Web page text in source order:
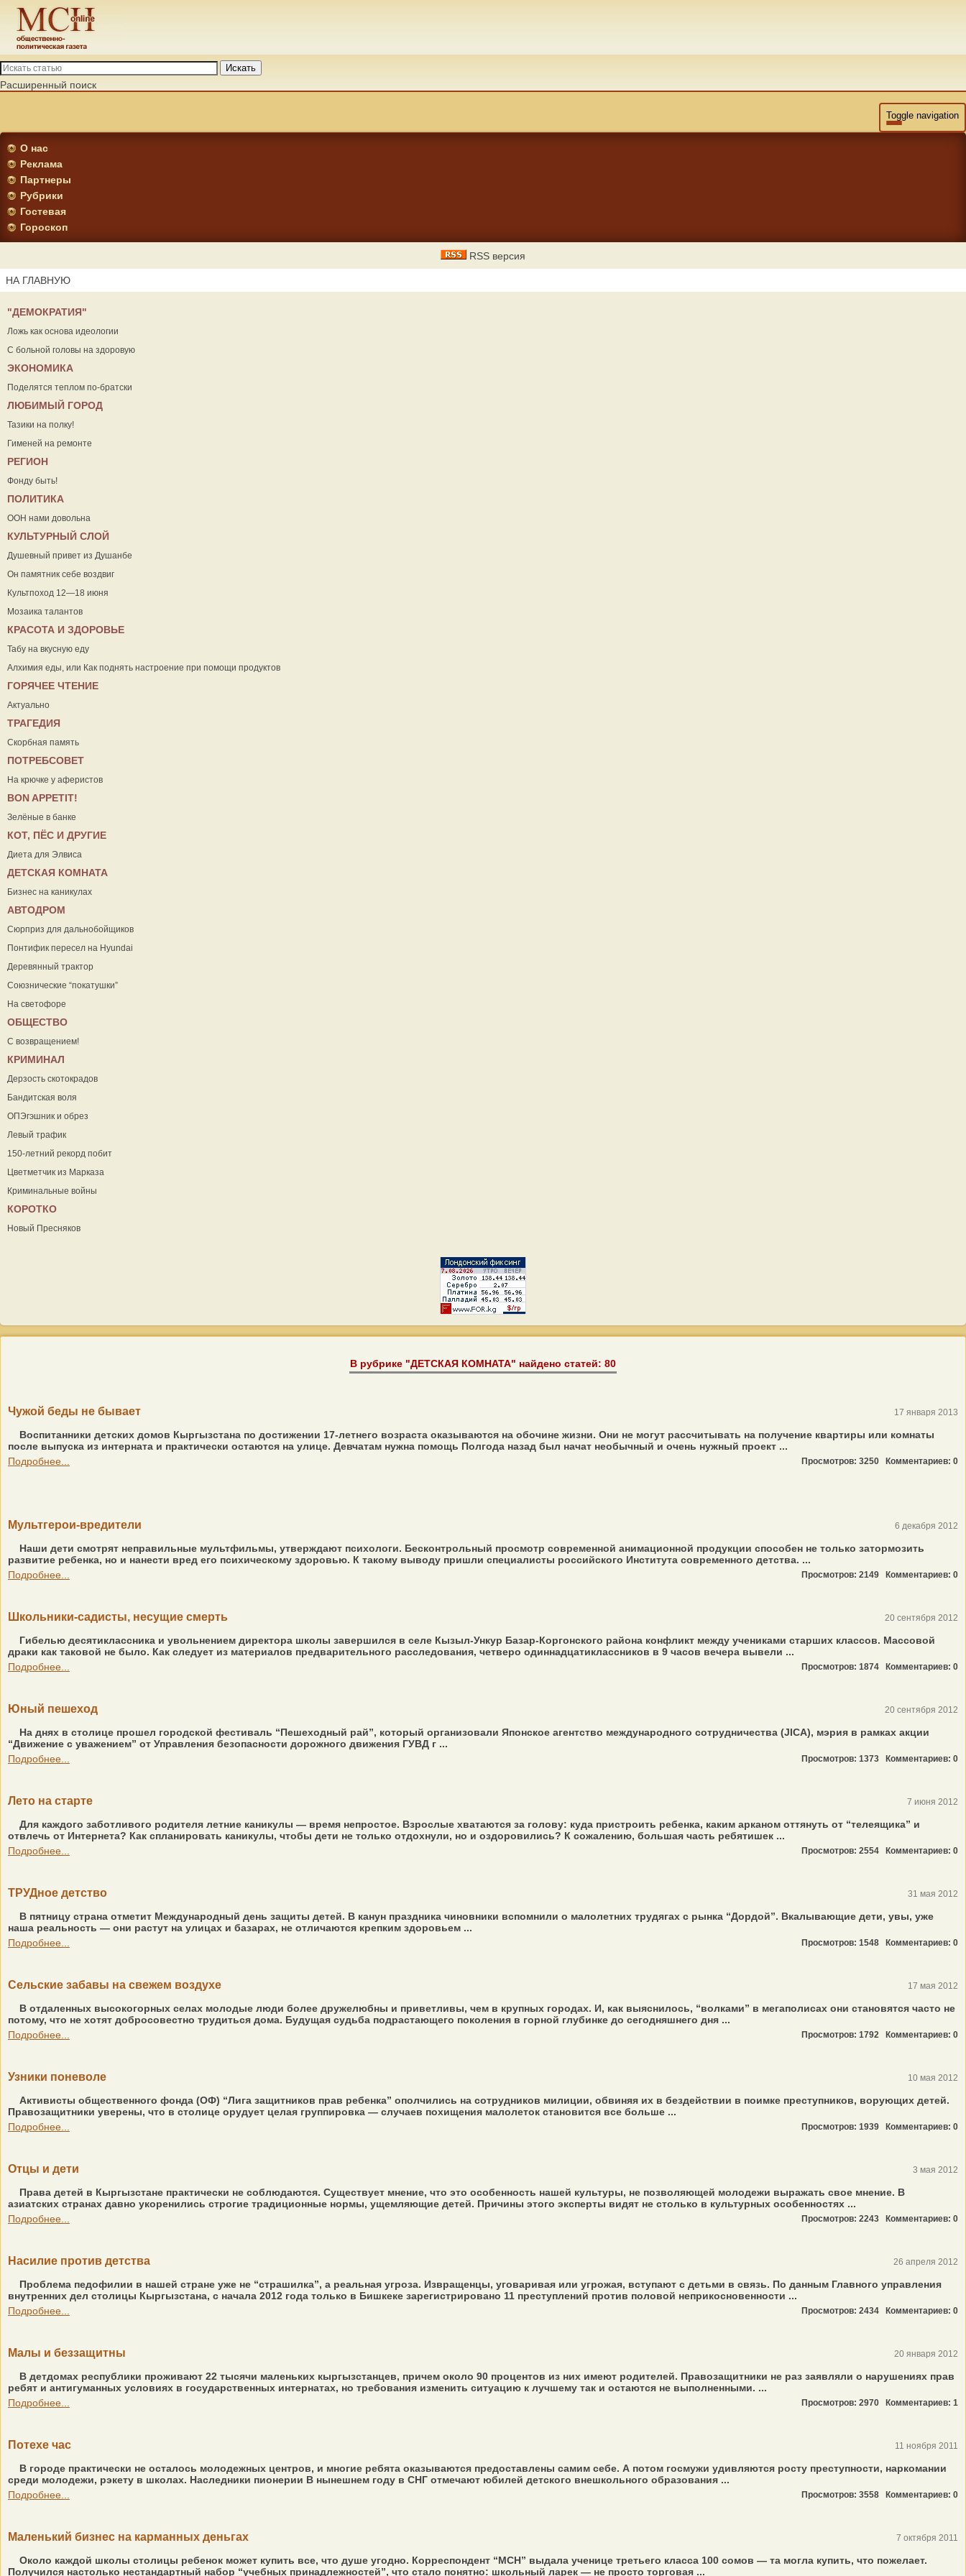
Искать
Расширенный поиск
Toggle navigation
О нас
Реклама
Партнеры
Рубрики
Гостевая
Гороскоп
RSS версия
НА ГЛАВНУЮ
"ДЕМОКРАТИЯ"
Ложь как основа идеологии
С больной головы на здоровую
ЭКОНОМИКА
Поделятся теплом по-братски
ЛЮБИМЫЙ ГОРОД
Тазики на полку!
Гименей на ремонте
РЕГИОН
Фонду быть!
ПОЛИТИКА
ООН нами довольна
КУЛЬТУРНЫЙ СЛОЙ
Душевный привет из Душанбе
Он памятник себе воздвиг
Культпоход 12—18 июня
Мозаика талантов
КРАСОТА И ЗДОРОВЬЕ
Табу на вкусную еду
Алхимия еды, или Как поднять настроение при помощи продуктов
ГОРЯЧЕЕ ЧТЕНИЕ
Актуально
ТРАГЕДИЯ
Скорбная память
ПОТРЕБСОВЕТ
На крючке у аферистов
ВON APPETIT!
Зелёные в банке
КОТ, ПЁС И ДРУГИЕ
Диета для Элвиса
ДЕТСКАЯ КОМНАТА
Бизнес на каникулах
АВТОДРОМ
Сюрприз для дальнобойщиков
Понтифик пересел на Hyundai
Деревянный трактор
Союзнические “покатушки”
На светофоре
ОБЩЕСТВО
С возвращением!
КРИМИНАЛ
Дерзость скотокрадов
Бандитская воля
ОПЭгэшник и обрез
Левый трафик
150-летний рекорд побит
Цветметчик из Марказа
Криминальные войны
КОРОТКО
Новый Пресняков
В рубрике "ДЕТСКАЯ КОМНАТА" найдено статей: 80
Чужой беды не бывает 17 января 2013
Воспитанники детских домов Кыргызстана по достижении 17-летнего возраста оказываются на обочине жизни. Они не могут рассчитывать на получение квартиры или комнаты
после выпуска из интерната и практически остаются на улице. Девчатам нужна помощь Полгода назад был начат необычный и очень нужный проект ...
Подробнее...
Просмотров: 3250 Комментариев: 0
Мультгерои-вредители 6 декабря 2012
Наши дети смотрят неправильные мультфильмы, утверждают психологи. Бесконтрольный просмотр современной анимационной продукции способен не только затормозить
развитие ребенка, но и нанести вред его психическому здоровью. К такому выводу пришли специалисты российского Института современного детства. ...
Подробнее...
Просмотров: 2149 Комментариев: 0
Школьники-садисты, несущие смерть 20 сентября 2012
Гибелью десятиклассника и увольнением директора школы завершился в селе Кызыл-Ункур Базар-Коргонского района конфликт между учениками старших классов. Массовой
драки как таковой не было. Как следует из материалов предварительного расследования, четверо одиннадцатиклассников в 9 часов вечера вывели ...
Подробнее...
Просмотров: 1874 Комментариев: 0
Юный пешеход 20 сентября 2012
На днях в столице прошел городской фестиваль “Пешеходный рай”, который организовали Японское агентство международного сотрудничества (JICA), мэрия в рамках акции
“Движение с уважением” от Управления безопасности дорожного движения ГУВД г ...
Подробнее...
Просмотров: 1373 Комментариев: 0
Лето на старте 7 июня 2012
Для каждого заботливого родителя летние каникулы — время непростое. Взрослые хватаются за голову: куда пристроить ребенка, каким арканом оттянуть от “телеящика” и
отвлечь от Интернета? Как спланировать каникулы, чтобы дети не только отдохнули, но и оздоровились? К сожалению, большая часть ребятишек ...
Подробнее...
Просмотров: 2554 Комментариев: 0
ТРУДное детство 31 мая 2012
В пятницу страна отметит Международный день защиты детей. В канун праздника чиновники вспомнили о малолетних трудягах с рынка “Дордой”. Вкалывающие дети, увы, уже
наша реальность — они растут на улицах и базарах, не отличаются крепким здоровьем ...
Подробнее...
Просмотров: 1548 Комментариев: 0
Сельские забавы на свежем воздухе 17 мая 2012
В отдаленных высокогорных селах молодые люди более дружелюбны и приветливы, чем в крупных городах. И, как выяснилось, “волками” в мегаполисах они становятся часто не
потому, что не хотят добросовестно трудиться дома. Будущая судьба подрастающего поколения в горной глубинке до сегодняшнего дня ...
Подробнее...
Просмотров: 1792 Комментариев: 0
Узники поневоле 10 мая 2012
Активисты общественного фонда (ОФ) “Лига защитников прав ребенка” ополчились на сотрудников милиции, обвиняя их в бездействии в поимке преступников, ворующих детей.
Правозащитники уверены, что в столице орудует целая группировка — случаев похищения малолеток становится все больше ...
Подробнее...
Просмотров: 1939 Комментариев: 0
Отцы и дети 3 мая 2012
Права детей в Кыргызстане практически не соблюдаются. Существует мнение, что это особенность нашей культуры, не позволяющей молодежи выражать свое мнение. В
азиатских странах давно укоренились строгие традиционные нормы, ущемляющие детей. Причины этого эксперты видят не столько в культурных особенностях ...
Подробнее...
Просмотров: 2243 Комментариев: 0
Насилие против детства 26 апреля 2012
Проблема педофилии в нашей стране уже не “страшилка”, а реальная угроза. Извращенцы, уговаривая или угрожая, вступают с детьми в связь. По данным Главного управления
внутренних дел столицы Кыргызстана, с начала 2012 года только в Бишкеке зарегистрировано 11 преступлений против половой неприкосновенности ...
Подробнее...
Просмотров: 2434 Комментариев: 0
Малы и беззащитны 20 января 2012
В детдомах республики проживают 22 тысячи маленьких кыргызстанцев, причем около 90 процентов из них имеют родителей. Правозащитники не раз заявляли о нарушениях прав
ребят и антигуманных условиях в государственных интернатах, но требования изменить ситуацию к лучшему так и остаются не выполненными. ...
Подробнее...
Просмотров: 2970 Комментариев: 1
Потехе час 11 ноября 2011
В городе практически не осталось молодежных центров, и многие ребята оказываются предоставлены самим себе. А потом госмужи удивляются росту преступности, наркомании
среди молодежи, рэкету в школах. Наследники пионерии В нынешнем году в СНГ отмечают юбилей детского внешкольного образования ...
Подробнее...
Просмотров: 3558 Комментариев: 0
Маленький бизнес на карманных деньгах 7 октября 2011
Около каждой школы столицы ребенок может купить все, что душе угодно. Корреспондент “МСН” выдала ученице третьего класса 100 сомов — та могла купить, что пожелает.
Получился настолько нестандартный набор “учебных принадлежностей”, что стало понятно: школьный ларек — не просто торговая ...